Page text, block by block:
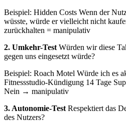
Beispiel: Hidden Costs Wenn der
wüsste, würde er vielleicht nicht
zurückhalten = manipulativ
2. Umkehr-Test Würden wir diese
gegen uns eingesetzt würde?
Beispiel: Roach Motel Würde ich es
Fitnessstudio-Kündigung 14 Tage
Nein → manipulativ
3. Autonomie-Test Respektiert das
des Nutzers?